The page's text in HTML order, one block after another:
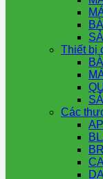
Thiết bị
Các